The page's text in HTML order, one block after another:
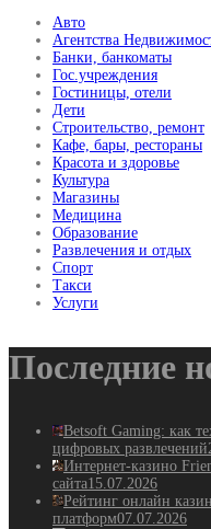
Авто
Агентства
Банки, банкоматы
Гос.учреждения
Гостиницы, отели
Дети
Строительство, ремонт
Кафе, бары, рестораны
Красота и здоровье
Культура
Магазины
Медицина
Образование
Развлечения и отдых
Спорт
Такси
Услуги
Последние
Betsoft Gaming: как
цифровых развлечений
Интернет-казино
сайта15.07.2026
Рейтинг онлайн
платформ07.07.2026